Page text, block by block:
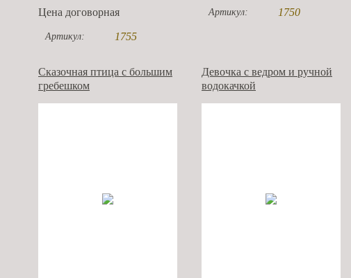
Цена договорная
Артикул: 1755
Артикул: 1750
Сказочная птица с большим
гребешком
Девочка с ведром и ручной
водокачкой